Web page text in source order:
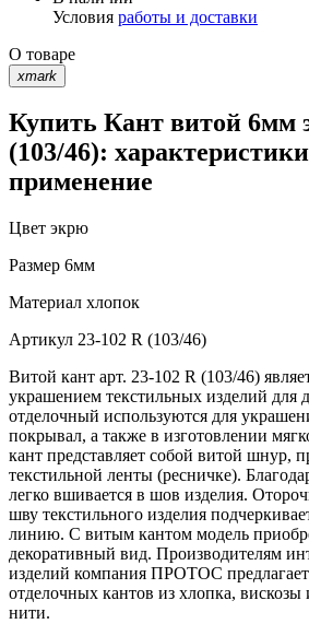
Условия работы и доставки
О товаре
xmark
Купить Кант витой 6мм
(103/46):
применение
Цвет экрю
Размер 6мм
Материал хлопок
Артикул 23-102 R (103/46)
Витой кант арт. 23-102 R (103/46)
украшением текстильных изделий для
отделочный используются для
покрывал, а также в изготовлении
кант представляет собой витой шнур,
текстильной ленты (ресничке).
легко вшивается в шов изделия.
шву текстильного изделия
линию. С витым кантом модель
декоративный вид. Производителям
изделий компания ПРОТОС
отделочных кантов из хлопка, вискозы
нити.